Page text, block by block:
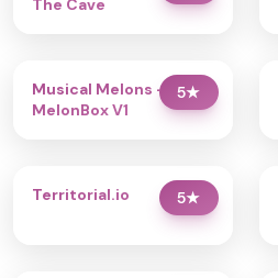
The Cave
5★
Musical Melons –
MelonBox V1
5★
Territorial.io